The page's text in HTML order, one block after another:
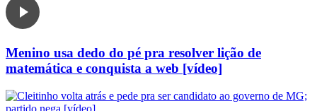
Menino usa dedo do pé pra resolver lição de
matemática e conquista a web [vídeo]